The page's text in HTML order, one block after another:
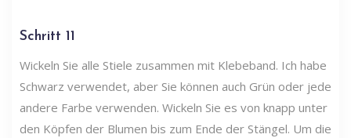
Schritt 11
Wickeln Sie alle Stiele zusammen mit Klebeband. Ich habe
Schwarz verwendet, aber Sie können auch Grün oder jede
andere Farbe verwenden. Wickeln Sie es von knapp unter
den Köpfen der Blumen bis zum Ende der Stängel. Um die